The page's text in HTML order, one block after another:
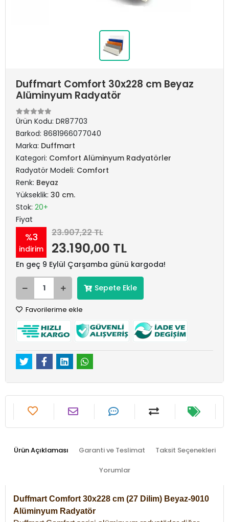
Duffmart Comfort 30x228 cm Beyaz
Alüminyum Radyatör
Ürün Kodu: DR87703
Barkod: 8681966077040
Marka: Duffmart
Kategori: Comfort Alüminyum Radyatörler
Radyatör Modeli: Comfort
Renk: Beyaz
Yükseklik: 30 cm.
Stok: 20+
Fiyat
%3
indirim
23.907,22 TL
23.190,00 TL
En geç 9 Eylül Çarşamba günü kargoda!
Sepete Ekle
Favorilerime ekle
Ürün Açıklaması Garanti ve Teslimat Taksit Seçenekleri
Yorumlar
Duffmart Comfort 30x228 cm (27 Dilim) Beyaz-9010
Alüminyum Radyatör